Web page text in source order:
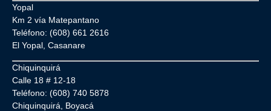
Yopal
Km 2 vía Matepantano
Teléfono: (608) 661 2616
El Yopal, Casanare
Chiquinquirá
Calle 18 # 12-18
Teléfono: (608) 740 5878
Chiquinquirá, Boyacá